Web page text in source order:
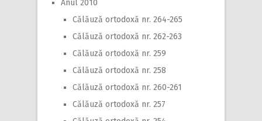
Anul 2010
Călăuză ortodoxă nr. 264-265
Călăuză ortodoxă nr. 262-263
Călăuză ortodoxă nr. 259
Călăuză ortodoxă nr. 258
Călăuză ortodoxă nr. 260-261
Călăuză ortodoxă nr. 257